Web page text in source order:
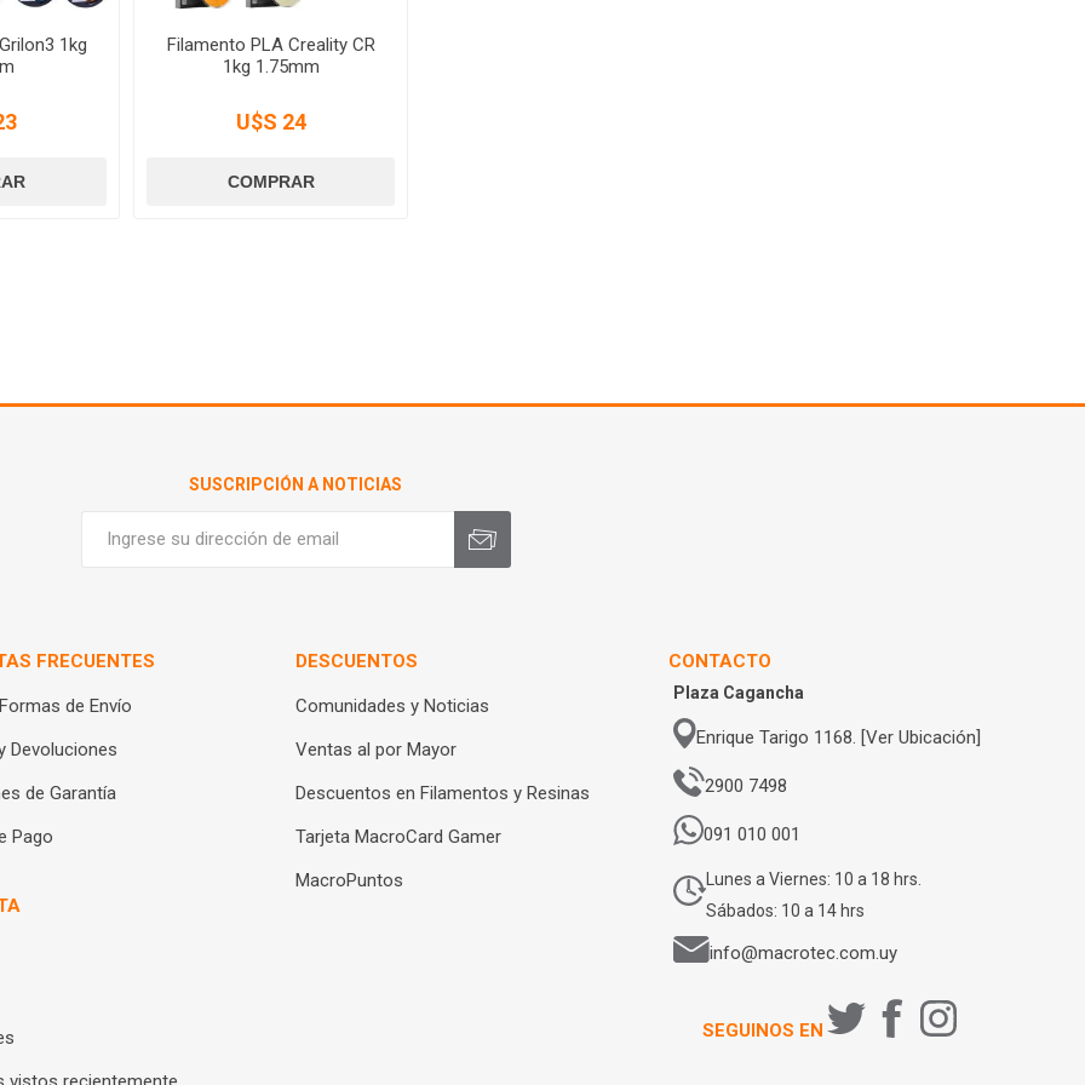
1kg
Filamento PLA Creality CR
1kg 1.75mm
U$S 24
SUSCRIPCIÓN A NOTICIAS
FRECUENTES
de Envío
Devoluciones
de Garantía
Pago
DESCUENTOS
Comunidades y Noticias
Ventas al por Mayor
Descuentos en Filamentos y Resinas
Tarjeta MacroCard Gamer
MacroPuntos
CONTACTO
Plaza Cagancha
Enrique Tarigo 1168. [Ver Ubicación]
2900 7498
091 010 001
Lunes a Viernes: 10 a 18 hrs.
Sábados: 10 a 14 hrs
info@macrotec.com.uy
SEGUINOS EN